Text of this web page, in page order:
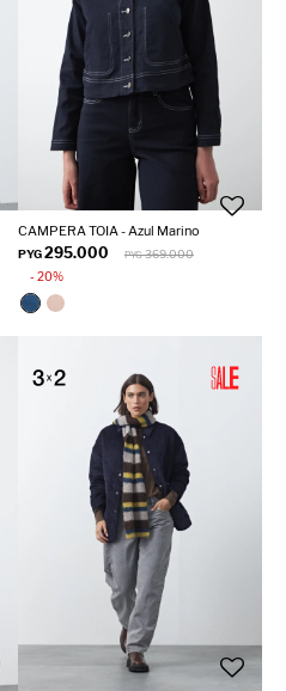
CAMPERA TOIA - Azul Marino
PYG295.000 PYG 369.000
20